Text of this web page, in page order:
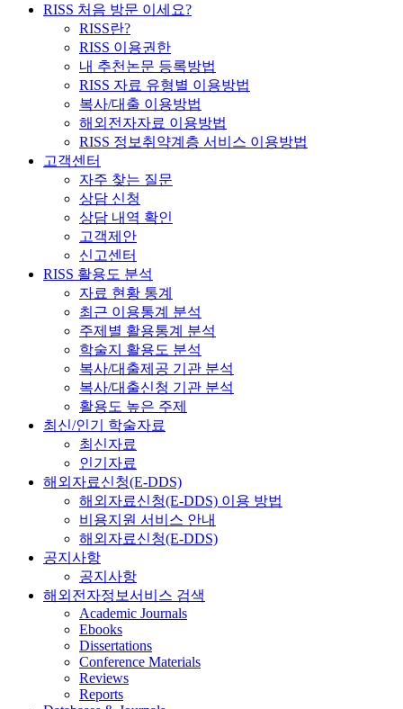
RISS 처음 방문 이세요?
RISS란?
RISS 이용권한
내 추천논문 등록방법
RISS 자료 유형별 이용방법
복사/대출 이용방법
해외전자자료 이용방법
RISS 정보취약계층 서비스 이용방법
고객센터
자주 찾는 질문
상담 신청
상담 내역 확인
고객제안
신고센터
RISS 활용도 분석
자료 현황 통계
최근 이용통계 분석
주제별 활용통계 분석
학술지 활용도 분석
복사/대출제공 기관 분석
복사/대출신청 기관 분석
활용도 높은 주제
최신/인기 학술자료
최신자료
인기자료
해외자료신청(E-DDS)
해외자료신청(E-DDS) 이용 방법
비용지원 서비스 안내
해외자료신청(E-DDS)
공지사항
공지사항
해외전자정보서비스 검색
Academic Journals
Ebooks
Dissertations
Conference Materials
Reviews
Reports